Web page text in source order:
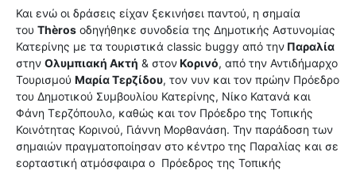
Και ενώ οι δράσεις είχαν ξεκινήσει παντού, η σημαία
του Thèros οδηγήθηκε συνοδεία της Δημοτικής Αστυνομίας
Κατερίνης με τα τουριστικά classic buggy από την Παραλία
στην Ολυμπιακή Ακτή & στονΚορινό, από την Αντιδήμαρχο
Τουρισμού Μαρία Τερζίδου, τον νυν και τον πρώην Πρόεδρο
του Δημοτικού Συμβουλίου Κατερίνης, Νίκο Κατανά και
Φάνη Τερζόπουλο, καθώς και τον Πρόεδρο της Τοπικής
Κοινότητας Κορινού, Γιάννη Μορθανάση. Την παράδοση των
σημαιών πραγματοποίησαν στο κέντρο της Παραλίας και σε
εορταστική ατμόσφαιρα ο Πρόεδρος της Τοπικής